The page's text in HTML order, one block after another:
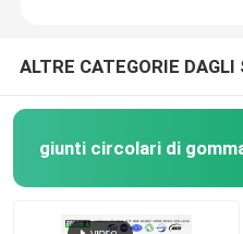
ALTRE CATEGORIE
giunti circolari di